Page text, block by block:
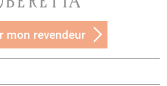
mon revendeur